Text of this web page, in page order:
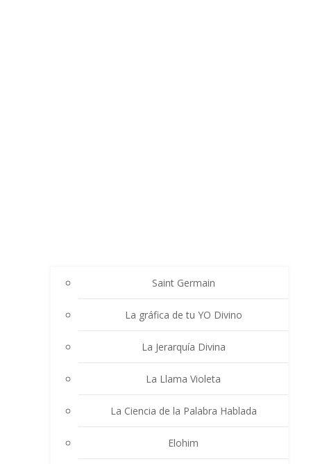
Saint Germain
La gráfica de tu YO Divino
La Jerarquía Divina
La Llama Violeta
La Ciencia de la Palabra Hablada
Elohim